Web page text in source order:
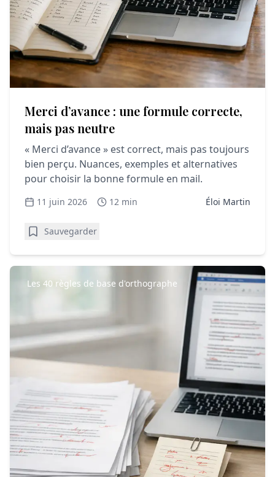
Merci d’avance : une formule correcte,
mais pas neutre
« Merci d’avance » est correct, mais pas toujours
bien perçu. Nuances, exemples et alternatives
pour choisir la bonne formule en mail.
11 juin 2026 12 min Éloi Martin
Sauvegarder
Les 40 règles de base d'orthographe